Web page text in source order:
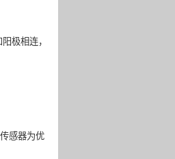
极相连，
感器为优